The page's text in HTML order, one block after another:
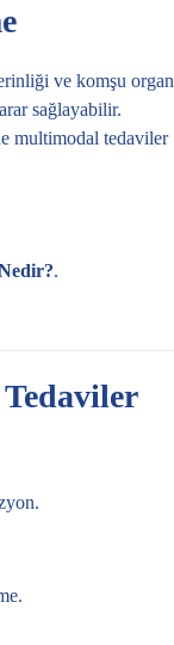
ve komşu organ
sağlayabilir.
multimodal tedaviler
.